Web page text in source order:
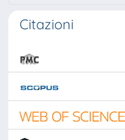
Citazioni